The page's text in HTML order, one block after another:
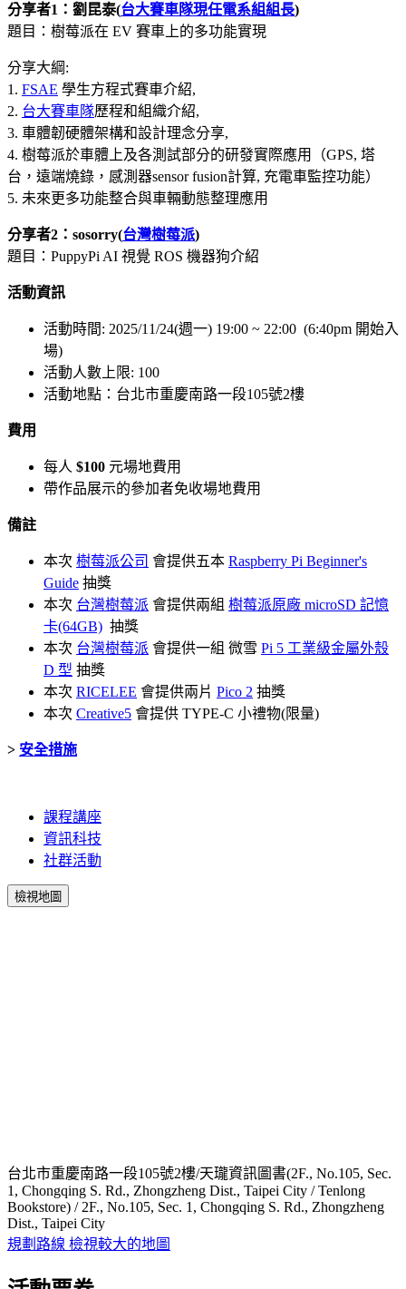
分享者1：劉昆泰(台大賽車隊現任電系組組長)
題目：樹莓派在 EV 賽車上的多功能實現
分享大綱:
1. FSAE 學生方程式賽車介紹,
2. 台大賽車隊歷程和組織介紹,
3. 車體韌硬體架構和設計理念分享,
4. 樹莓派於車體上及各測試部分的研發實際應用（GPS, 塔
台，遠端燒錄，感測器sensor fusion計算, 充電車監控功能）
5. 未來更多功能整合與車輛動態整理應用
分享者2：sosorry(台灣樹莓派)
題目：PuppyPi AI 視覺 ROS 機器狗介紹
活動資訊
活動時間: 2025/11/24(週一) 19:00 ~ 22:00 (6:40pm 開始入
場)
活動人數上限: 100
活動地點：台北市重慶南路一段105號2樓
費用
每人 $100 元場地費用
帶作品展示的參加者免收場地費用
備註
本次 樹莓派公司 會提供五本 Raspberry Pi Beginner's
Guide 抽獎
本次 台灣樹莓派 會提供兩組 樹莓派原廠 microSD 記憶
卡(64GB) 抽獎
本次 台灣樹莓派 會提供一組 微雪 Pi 5 工業級金屬外殼
D 型 抽獎
本次 RICELEE 會提供兩片 Pico 2 抽獎
本次 Creative5 會提供 TYPE-C 小禮物(限量)
> 安全措施
課程講座
資訊科技
社群活動
檢視地圖
台北市重慶南路一段105號2樓/天瓏資訊圖書(2F., No.105, Sec.
1, Chongqing S. Rd., Zhongzheng Dist., Taipei City / Tenlong
Bookstore) / 2F., No.105, Sec. 1, Chongqing S. Rd., Zhongzheng
Dist., Taipei City
規劃路線 檢視較大的地圖